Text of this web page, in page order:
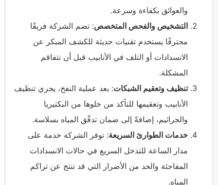
والعوائق بكفاءة وسرعة.
التشخيص والفحص المتخصص: تضم الشركة فريقًا
محترفًا يستخدم تقنيات حديثة للكشف المبكر عن
الانسدادات أو التلف في الأنابيب قبل أن تتفاقم
المشكلة.
تنظيف وتعقيم الشبكات: بعد عملية النفخ، يجري تنظيف
الأنابيب وتعقيمها للتأكد من خلوها من البكتيريا
والجراثيم، إضافةً إلى ضمان تدفّق المياه بسلاسة.
خدمات الطوارئ السريعة: توفر الشركة خدمة على
مدار الساعة للتدخل السريع في حالات الانسدادات
المفاجئة والحد من الأضرار التي قد تنتج عن تراكم
المياه.